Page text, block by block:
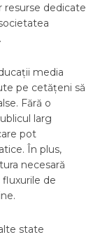
resurse dedicate
media
pe cetățeni să
Fără o
larg
pot
În plus,
necesară
de
state